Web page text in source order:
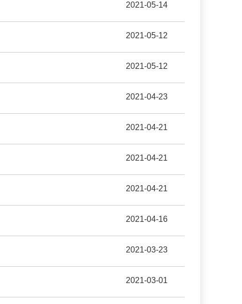
2021-05-14
2021-05-12
2021-05-12
2021-04-23
2021-04-21
2021-04-21
2021-04-21
2021-04-16
2021-03-23
2021-03-01